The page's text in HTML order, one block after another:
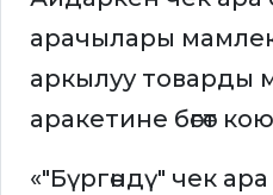
арачылары
аркылуу товарды
аракетине бөгөт
«"Бүргөндү" чек